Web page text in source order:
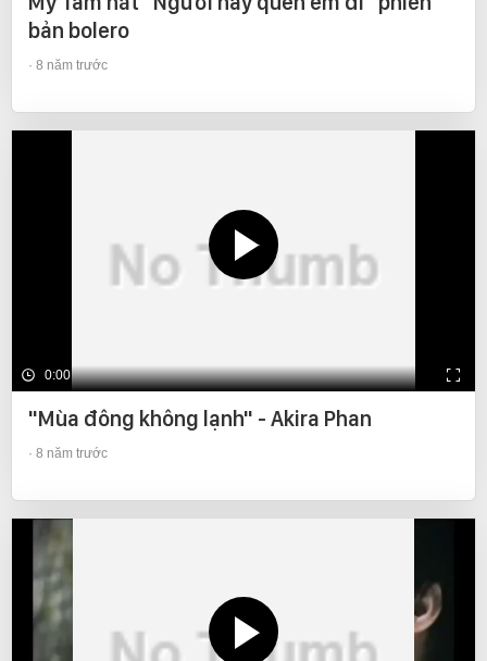
bản bolero
8 năm trước
0:00
"Mùa đông không lạnh" - Akira Phan
8 năm trước